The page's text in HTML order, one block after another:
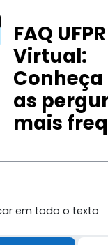
FAQ UFPR
Virtual:
as
mais
em todo o texto